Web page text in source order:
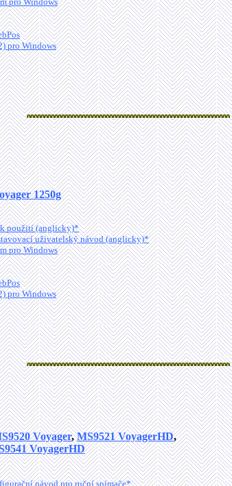
pro Windows
1250g
k použití (anglicky)*
uživatelský návod (anglicky)*
pro Windows
pro Windows
Voyager,MS9521 VoyagerHD,
VoyagerHD
návod pro ruční snímače*